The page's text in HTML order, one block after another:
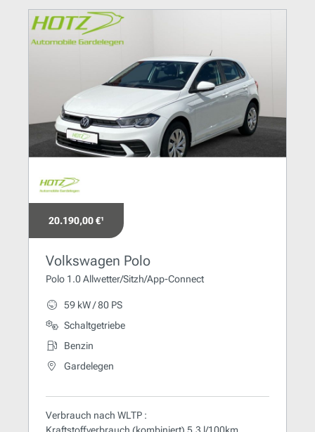
20.190,00 €¹
Volkswagen Polo
Polo 1.0 Allwetter/Sitzh/App-Connect
59 kW / 80 PS
Schaltgetriebe
Benzin
Gardelegen
Verbrauch nach WLTP :
Kraftstoffverbrauch (kombiniert) 5,3 l/100km